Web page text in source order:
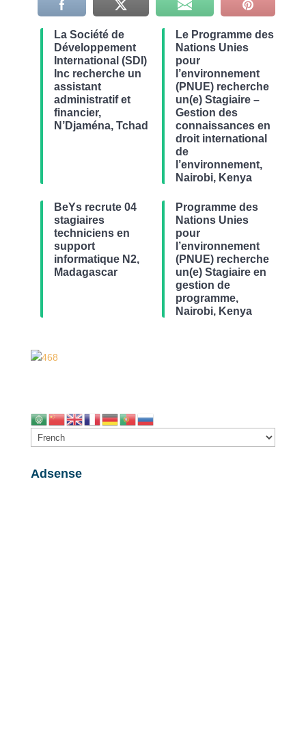
La Société de
Développement
International (SDI)
Inc recherche un
assistant
administratif et
financier,
N’Djaména, Tchad
Le Programme des
Nations Unies
pour
l’environnement
(PNUE) recherche
un(e) Stagiaire –
Gestion des
connaissances en
droit international
de
l’environnement,
Nairobi, Kenya
BeYs recrute 04
stagiaires
techniciens en
support
informatique N2,
Madagascar
Programme des
Nations Unies
pour
l’environnement
(PNUE) recherche
un(e) Stagiaire en
gestion de
programme,
Nairobi, Kenya
Adsense